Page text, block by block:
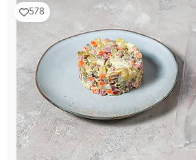
578